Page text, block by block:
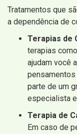
Tratamentos que
a dependência de
Terapias de
terapias
ajudam você
parte de um
especialista
Terapia de
Em caso de